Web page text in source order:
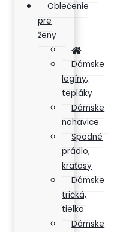
Oblečenie
pre
ženy
Dámske
legíny,
tepláky
Dámske
nohavice
Spodné
prádlo,
kraťasy
Dámske
tričká,
tielka
Dámske